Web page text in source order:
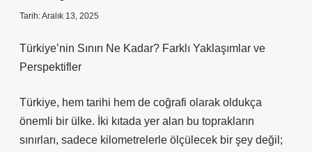
Tarih: Aralık 13, 2025
Türkiye’nin Sınırı Ne Kadar? Farklı Yaklaşımlar ve
Perspektifler
Türkiye, hem tarihi hem de coğrafi olarak oldukça
önemli bir ülke. İki kıtada yer alan bu toprakların
sınırları, sadece kilometrelerle ölçülecek bir şey değil;